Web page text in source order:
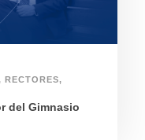
RECTORES,
del Gimnasio